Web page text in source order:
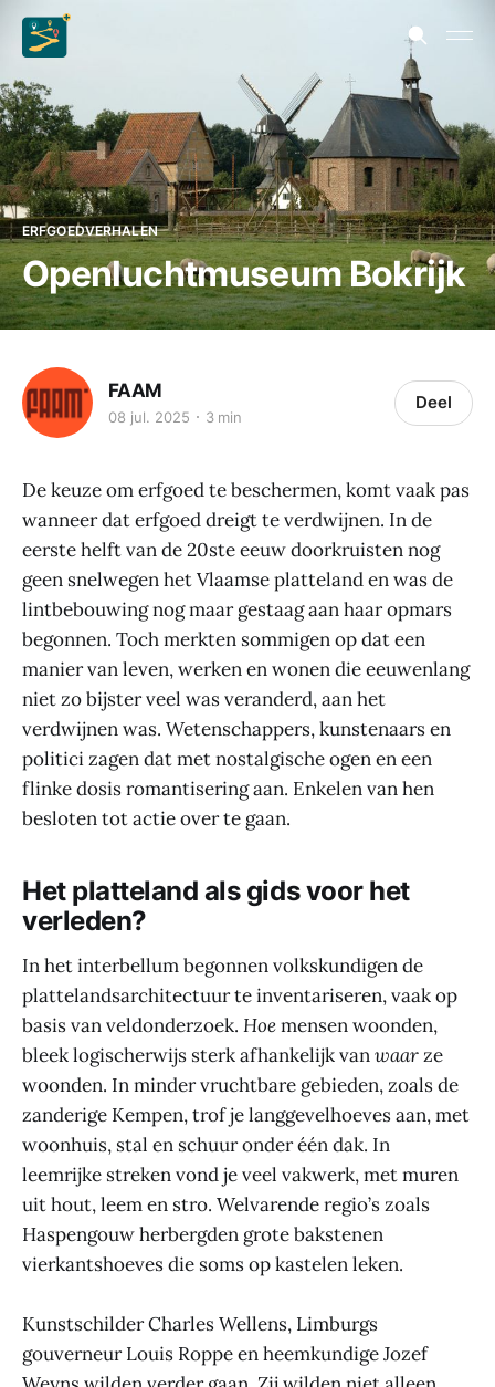
ERFGOEDVERHALEN
Openluchtmuseum Bokrijk
FAAM
08 jul. 2025 3 min
Deel
De keuze om erfgoed te beschermen, komt vaak pas
wanneer dat erfgoed dreigt te verdwijnen. In de
eerste helft van de 20ste eeuw doorkruisten nog
geen snelwegen het Vlaamse platteland en was de
lintbebouwing nog maar gestaag aan haar opmars
begonnen. Toch merkten sommigen op dat een
manier van leven, werken en wonen die eeuwenlang
niet zo bijster veel was veranderd, aan het
verdwijnen was. Wetenschappers, kunstenaars en
politici zagen dat met nostalgische ogen en een
flinke dosis romantisering aan. Enkelen van hen
besloten tot actie over te gaan.
Het platteland als gids voor het
verleden?
In het interbellum begonnen volkskundigen de
plattelandsarchitectuur te inventariseren, vaak op
basis van veldonderzoek. Hoemensen woonden,
bleek logischerwijs sterk afhankelijk vanwaarze
woonden. In minder vruchtbare gebieden, zoals de
zanderige Kempen, trof je langgevelhoeves aan, met
woonhuis, stal en schuur onder één dak. In
leemrijke streken vond je veel vakwerk, met muren
uit hout, leem en stro. Welvarende regio’s zoals
Haspengouw herbergden grote bakstenen
vierkantshoeves die soms op kastelen leken.
Kunstschilder Charles Wellens, Limburgs
gouverneur Louis Roppe en heemkundige Jozef